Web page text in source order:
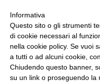
ASCOLTA RADIO LUNA
×
Informativa
Questo sito o gli strumenti
di cookie necessari al
nella cookie policy. Se vuoi
a tutti o ad alcuni cookie,
Chiudendo questo banner,
su un link o proseguendo la